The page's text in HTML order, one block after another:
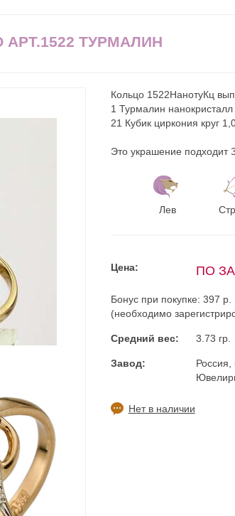
ТУРМАЛИН
Кольцо 1522НанотуКц
1 Турмалин
21 Кубик циркония круг
Это украшение подходит
Лев
Цена: ПО
Бонус при покупке: 397 р.
(необходимо
Средний вес: 3.73 гр.
Завод:
Россия,
Нет в наличии